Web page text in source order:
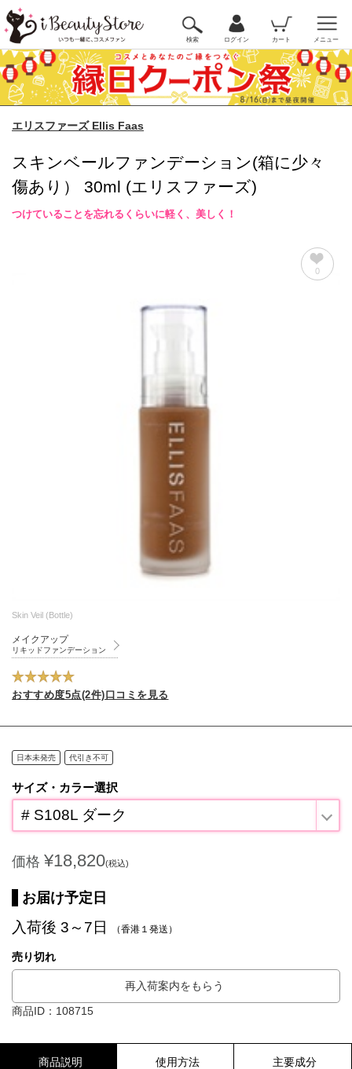
検索 ログイン カート メニュー
エリスファーズ Ellis Faas
スキンベールファンデーション(箱に少々
傷あり） 30ml (エリスファーズ)
つけていることを忘れるくらいに軽く、美しく！
0
Skin Veil (Bottle)
メイクアップ
リキッドファンデーション
おすすめ度5点(2件)口コミを見る
日本未発売 代引き不可
サイズ・カラー選択
# S108L ダーク
価格 ¥18,820(税込)
お届け予定日
入荷後 3～7日 （香港１発送）
売り切れ
再入荷案内をもらう
商品ID：108715
商品説明 使用方法 主要成分